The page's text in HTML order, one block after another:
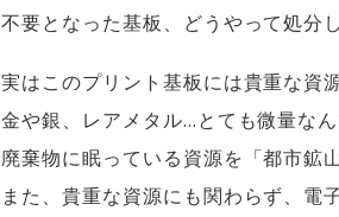
不要となった基板、どうやって処分
実はこのプリント基板には貴重な資
金や銀、レアメタル…とても微量な
廃棄物に眠っている資源を「都市鉱
また、貴重な資源にも関わらず、電